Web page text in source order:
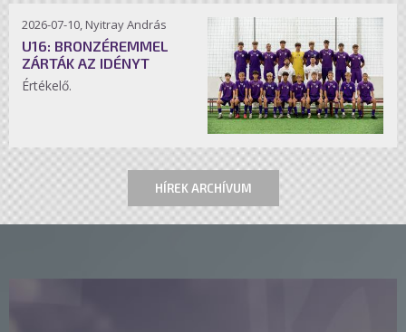
2026-07-10, Nyitray András
U16: BRONZÉREMMEL
ZÁRTÁK AZ IDÉNYT
Értékelő.
HÍREK ARCHÍVUM